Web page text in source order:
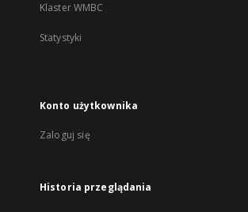
Klaster WMBC
Statystyki
Konto użytkownika
Zaloguj się
Historia przeglądania